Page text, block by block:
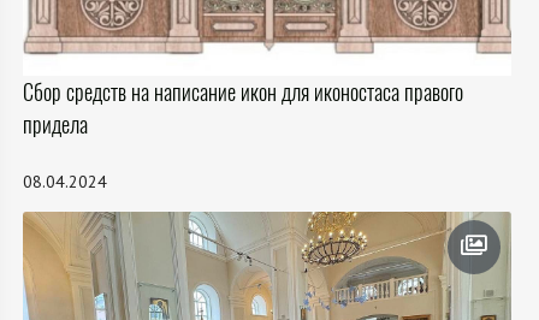
Сбор средств на написание икон для иконостаса правого
придела
08.04.2024